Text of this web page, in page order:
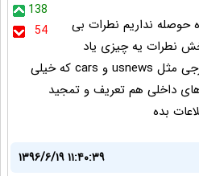
138
54
حوصله نداریم نطرات بی
نطرات یه چیزی یاد
بگیریم در سایت های خارجی مثل usnews و cars که خیلی
داخلی هم تعریف و تمجید
بده
۱۳۹۶/۶/۱۹ ۱۱:۴۰:۳۹